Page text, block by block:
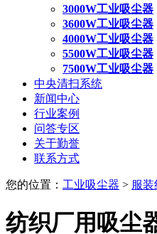
3000W工业吸尘器
3600W工业吸尘器
4000W工业吸尘器
5500W工业吸尘器
7500W工业吸尘器
中央清扫系统
新闻中心
行业案例
问答专区
关于勤誉
联系方式
您的位置： 工业吸尘器 > 服
纺织厂用吸尘